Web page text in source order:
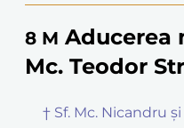
8 M Aducerea
Mc. Teodor
† Sf. Mc. Nicandru